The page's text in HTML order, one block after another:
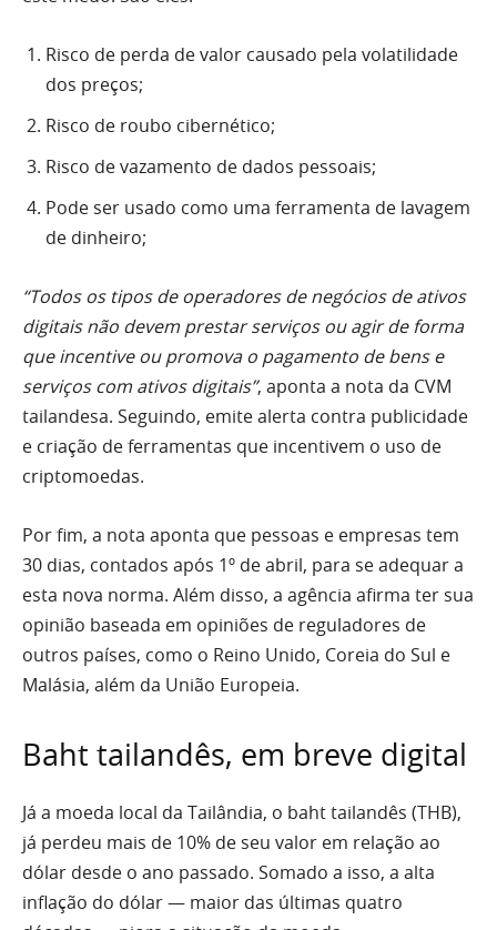
Risco de perda de valor causado pela volatilidade
dos preços;
Risco de roubo cibernético;
Risco de vazamento de dados pessoais;
Pode ser usado como uma ferramenta de lavagem
de dinheiro;
“Todos os tipos de operadores de negócios de ativos
digitais não devem prestar serviços ou agir de forma
que incentive ou promova o pagamento de bens e
serviços com ativos digitais”, aponta a nota da CVM
tailandesa. Seguindo, emite alerta contra publicidade
e criação de ferramentas que incentivem o uso de
criptomoedas.
Por fim, a nota aponta que pessoas e empresas tem
30 dias, contados após 1º de abril, para se adequar a
esta nova norma. Além disso, a agência afirma ter sua
opinião baseada em opiniões de reguladores de
outros países, como o Reino Unido, Coreia do Sul e
Malásia, além da União Europeia.
Baht tailandês, em breve digital
Já a moeda local da Tailândia, o baht tailandês (THB),
já perdeu mais de 10% de seu valor em relação ao
dólar desde o ano passado. Somado a isso, a alta
inflação do dólar — maior das últimas quatro